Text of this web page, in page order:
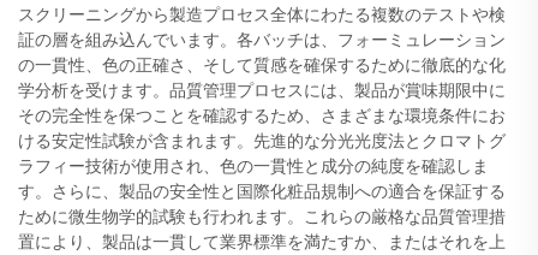
スクリーニングから製造プロセス全体にわたる複数のテストや検
証の層を組み込んでいます。各バッチは、フォーミュレーション
の一貫性、色の正確さ、そして質感を確保するために徹底的な化
学分析を受けます。品質管理プロセスには、製品が賞味期限中に
その完全性を保つことを確認するため、さまざまな環境条件にお
ける安定性試験が含まれます。先進的な分光光度法とクロマトグ
ラフィー技術が使用され、色の一貫性と成分の純度を確認しま
す。さらに、製品の安全性と国際化粧品規制への適合を保証する
ために微生物学的試験も行われます。これらの厳格な品質管理措
置により、製品は一貫して業界標準を満たすか、またはそれを上